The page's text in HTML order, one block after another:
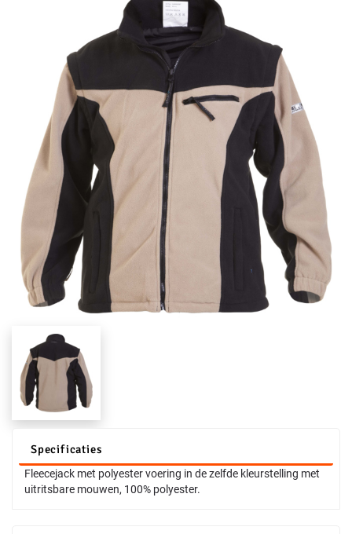
Specificaties
Fleecejack met polyester voering in de zelfde kleurstelling met
uitritsbare mouwen, 100% polyester.